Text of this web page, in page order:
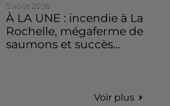
5 août 2026
À LA UNE : incendie à La
Rochelle, mégaferme de
saumons et succès...
Voir plus